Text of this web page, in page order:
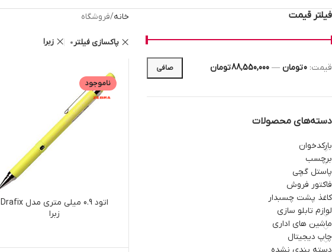
فیلتر قیمت
صافی قيمت: 0 تومان — 88,550,000 تومان
دسته‌های محصولات
بارکدخوان
برچسب
پاستل گچی
فاکتور فروش
کاغذ پشت چسبدار
لوازم تابلو سازی
ماشین های اداری
چاپ دیجیتال
خانه فروشگاه
پاکسازی فیلتر زبرا
ناموجود
اتود 0.9 میلی متری مدل Drafix
زبرا